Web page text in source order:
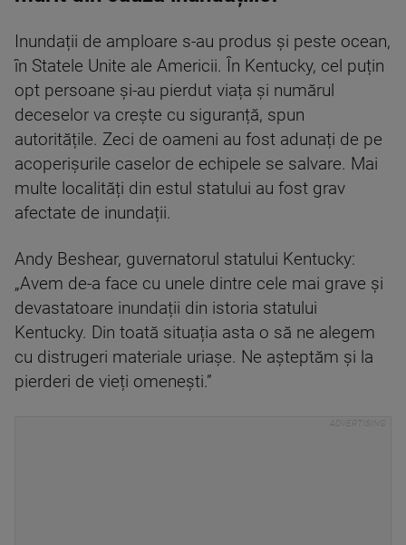
Inundații de amploare s-au produs și peste ocean,
în Statele Unite ale Americii. În Kentucky, cel puțin
opt persoane și-au pierdut viața și numărul
deceselor va crește cu siguranță, spun
autoritățile. Zeci de oameni au fost adunați de pe
acoperișurile caselor de echipele se salvare. Mai
multe localități din estul statului au fost grav
afectate de inundații.
Andy Beshear, guvernatorul statului Kentucky:
„Avem de-a face cu unele dintre cele mai grave și
devastatoare inundații din istoria statului
Kentucky. Din toată situația asta o să ne alegem
cu distrugeri materiale uriașe. Ne așteptăm și la
pierderi de vieți omenești.”